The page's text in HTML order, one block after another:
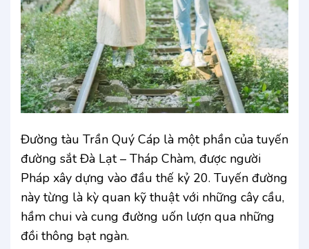
Đường tàu Trần Quý Cáp là một phần của tuyến
đường sắt Đà Lạt – Tháp Chàm, được người
Pháp xây dựng vào đầu thế kỷ 20. Tuyến đường
này từng là kỳ quan kỹ thuật với những cây cầu,
hầm chui và cung đường uốn lượn qua những
đồi thông bạt ngàn.